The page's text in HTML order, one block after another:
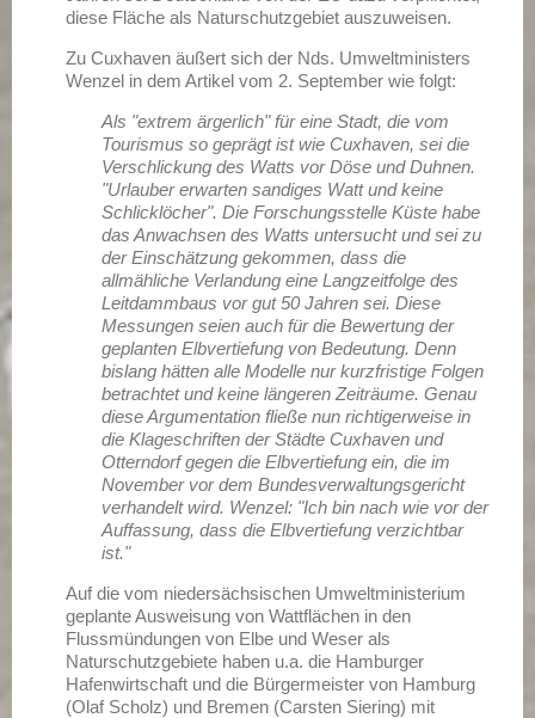
diese Fläche als Naturschutzgebiet auszuweisen.
Zu Cuxhaven äußert sich der Nds. Umweltministers
Wenzel in dem Artikel vom 2. September wie folgt:
Als "extrem ärgerlich" für eine Stadt, die vom
Tourismus so geprägt ist wie Cuxhaven, sei die
Verschlickung des Watts vor Döse und Duhnen.
"Urlauber erwarten sandiges Watt und keine
Schlicklöcher". Die Forschungsstelle Küste habe
das Anwachsen des Watts untersucht und sei zu
der Einschätzung gekommen, dass die
allmähliche Verlandung eine Langzeitfolge des
Leitdammbaus vor gut 50 Jahren sei. Diese
Messungen seien auch für die Bewertung der
geplanten Elbvertiefung von Bedeutung. Denn
bislang hätten alle Modelle nur kurzfristige Folgen
betrachtet und keine längeren Zeiträume. Genau
diese Argumentation fließe nun richtigerweise in
die Klageschriften der Städte Cuxhaven und
Otterndorf gegen die Elbvertiefung ein, die im
November vor dem Bundesverwaltungsgericht
verhandelt wird. Wenzel: "Ich bin nach wie vor der
Auffassung, dass die Elbvertiefung verzichtbar
ist."
Auf die vom niedersächsischen Umweltministerium
geplante Ausweisung von Wattflächen in den
Flussmündungen von Elbe und Weser als
Naturschutzgebiete haben u.a. die Hamburger
Hafenwirtschaft und die Bürgermeister von Hamburg
(Olaf Scholz) und Bremen (Carsten Siering) mit